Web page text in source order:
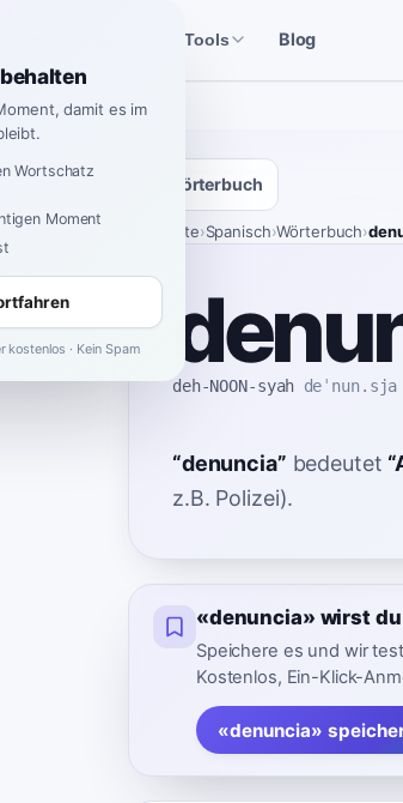
Spanische Tools Blog
Wörterbuch
Startseite›Spanisch›Wörterbuch›
deh-NOON-syah deˈnun.sja
“denuncia” bedeutet “
z.B. Polizei).
«denuncia» wirst
Speichere es und wir
Kostenlos, Ein-Klick-
«denuncia»
damit es im
Wortschatz
Moment
kostenlos · Kein Spam